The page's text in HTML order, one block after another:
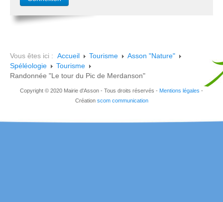
Vous êtes ici : Accueil Tourisme
Asson "Nature"
Spéléologie
Tourisme
Randonnée "Le tour du Pic de Merdanson"
Copyright © 2020 Mairie d'Asson - Tous droits réservés - Mentions légales -
Création scom communication